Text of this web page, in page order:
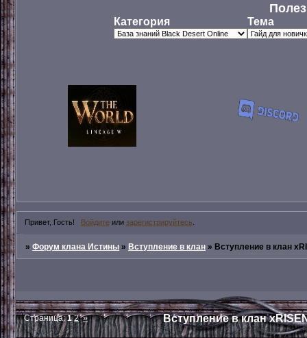
Категория Тема
Привет, Гость! Войдитеили зарегистрируйтесь
»Форум клана Истины »Вступление в клан »Вступление в клан
Вступление в клан
Страница:1 2 »